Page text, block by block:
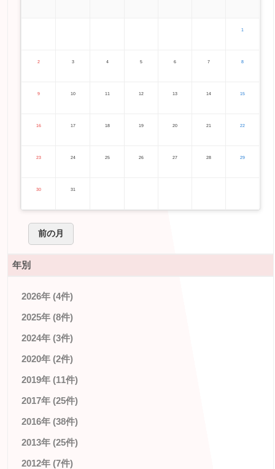
1
2 3 4 5 6 7 8
9 10 11 12 13 14 15
16 17 18 19 20 21 22
23 24 25 26 27 28 29
30 31
前の月
年別
2026年 (4件)
2025年 (8件)
2024年 (3件)
2020年 (2件)
2019年 (11件)
2017年 (25件)
2016年 (38件)
2013年 (25件)
2012年 (7件)